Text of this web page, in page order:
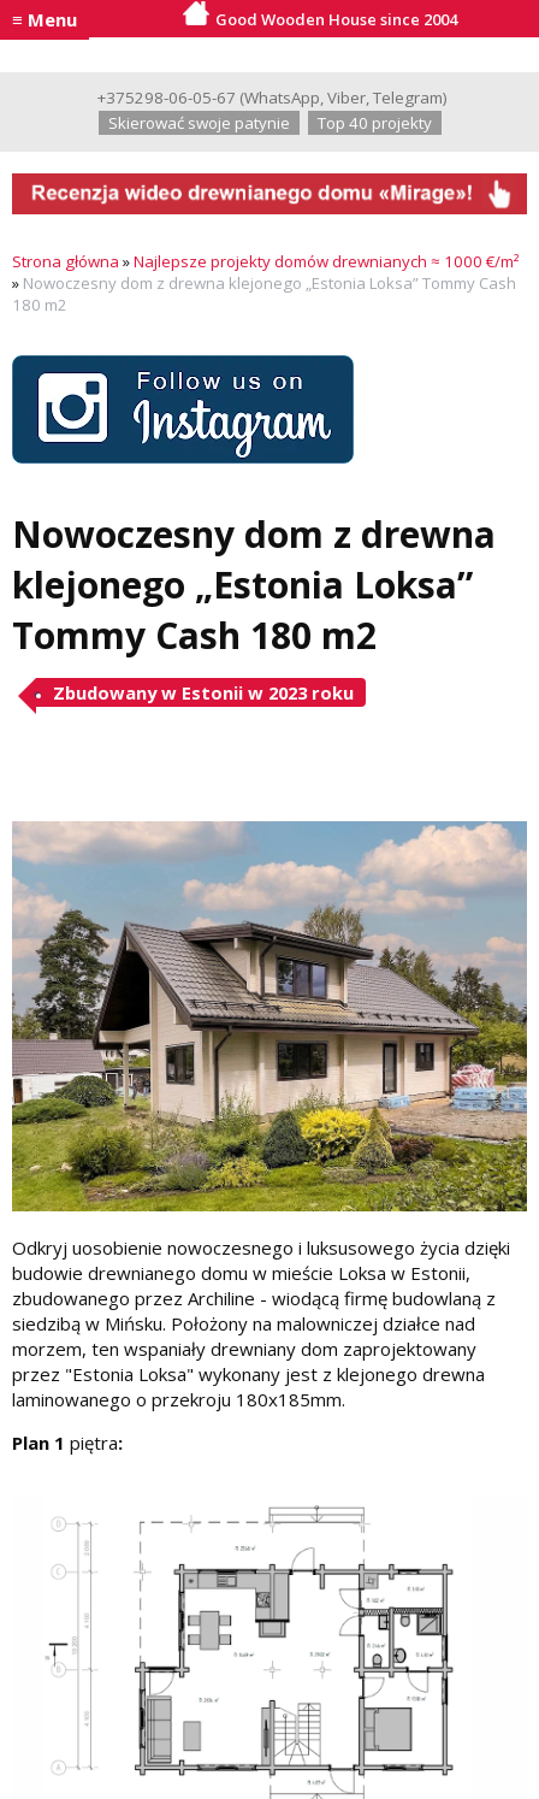
≡ Menu Good Wooden House since 2004
+375298-06-05-67 (WhatsApp,Viber,Telegram)
Skierować swoje patynie
Top 40 projekty
Strona główna »Najlepsze projekty domów drewnianych ≈ 1000 €/m²
» Nowoczesny dom z drewna klejonego „Estonia Loksa” Tommy Cash
180 m2
Nowoczesny dom z drewna
klejonego „Estonia Loksa”
Tommy Cash 180 m2
Zbudowany w Estonii w 2023 roku
Odkryj uosobienie nowoczesnego i luksusowego życia dzięki
budowie drewnianego domu w mieście Loksa w Estonii,
zbudowanego przez Archiline - wiodącą firmę budowlaną z
siedzibą w Mińsku. Położony na malowniczej działce nad
morzem, ten wspaniały drewniany dom zaprojektowany
przez "Estonia Loksa" wykonany jest z klejonego drewna
laminowanego o przekroju 180x185mm.
Plan 1 piętra: